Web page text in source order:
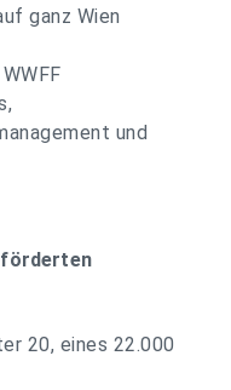
ganz Wien
und
20, eines 22.000